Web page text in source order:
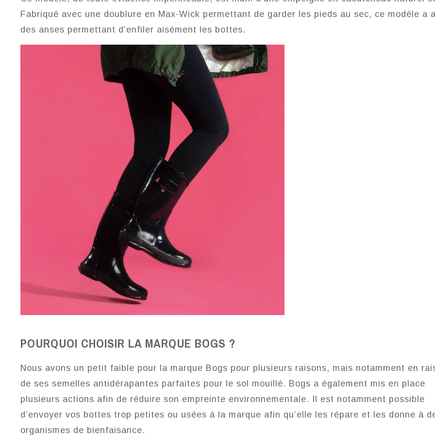
Fabriqué avec une doublure en Max-Wick permettant de garder les pieds au sec, ce modèle a
des anses permettant d’enfiler aisément les bottes.
POURQUOI CHOISIR LA MARQUE BOGS ?
Nous avons un petit faible pour la marque Bogs pour plusieurs raisons, mais notamment en
de ses semelles antidérapantes parfaites pour le sol mouillé. Bogs a également mis en place
plusieurs actions afin de réduire son empreinte environnementale. Il est notamment possible
d’envoyer vos bottes trop petites ou usées à la marque afin qu’elle les répare et les donne à
organismes de bienfaisance.